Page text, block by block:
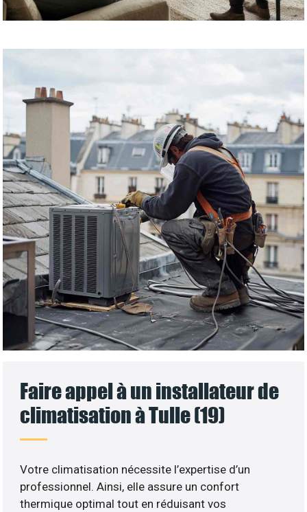
Faire appel à un installateur de
climatisation à Tulle (19)
Votre climatisation nécessite l’expertise d’un
professionnel. Ainsi, elle assure un confort
thermique optimal tout en réduisant vos